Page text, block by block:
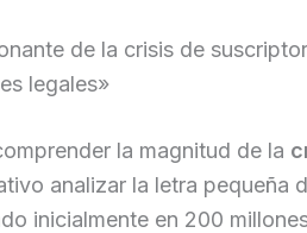
de la crisis de
legales»
la magnitud de la
analizar la letra pequeña
inicialmente en 200